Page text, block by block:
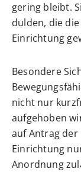
gering bleibt.
dulden, die
Einrichtung
Besondere
nicht nur
aufgehoben
auf Antrag
Einrichtung
Anordnung